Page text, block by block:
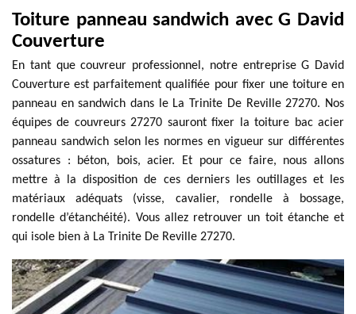
Toiture panneau sandwich avec G David
Couverture
En tant que couvreur professionnel, notre entreprise G David
Couverture est parfaitement qualifiée pour fixer une toiture en
panneau en sandwich dans le La Trinite De Reville 27270. Nos
équipes de couvreurs 27270 sauront fixer la toiture bac acier
panneau sandwich selon les normes en vigueur sur différentes
ossatures : béton, bois, acier. Et pour ce faire, nous allons
mettre à la disposition de ces derniers les outillages et les
matériaux adéquats (visse, cavalier, rondelle à bossage,
rondelle d’étanchéité). Vous allez retrouver un toit étanche et
qui isole bien à La Trinite De Reville 27270.